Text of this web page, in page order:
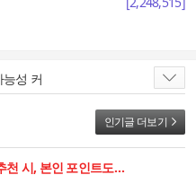
성 커
인기글 더보기
인트도 함께 상승합니다. ]